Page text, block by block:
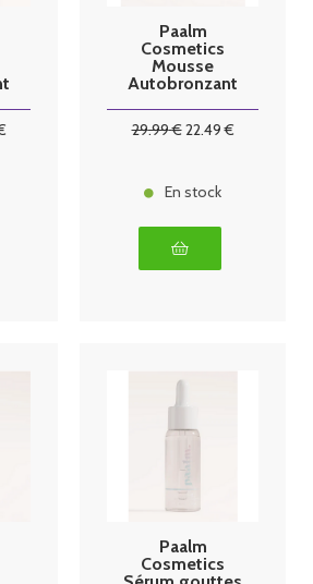
Paalm
Cosmetics
Mousse
Autobronzant
29.99€22.49€
En stock
Paalm
Cosmetics